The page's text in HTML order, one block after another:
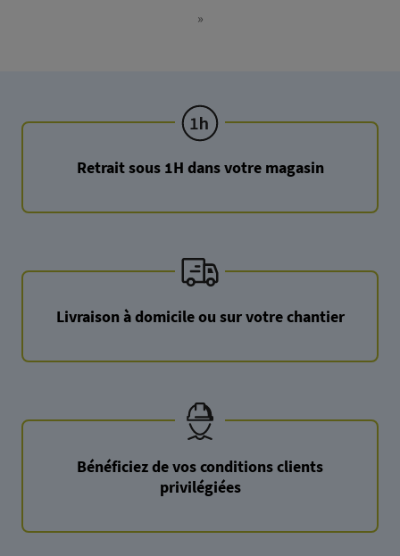
Last
»
Retrait sous 1H dans votre magasin
Livraison à domicile ou sur votre chantier
Bénéficiez de vos conditions clients
privilégiées